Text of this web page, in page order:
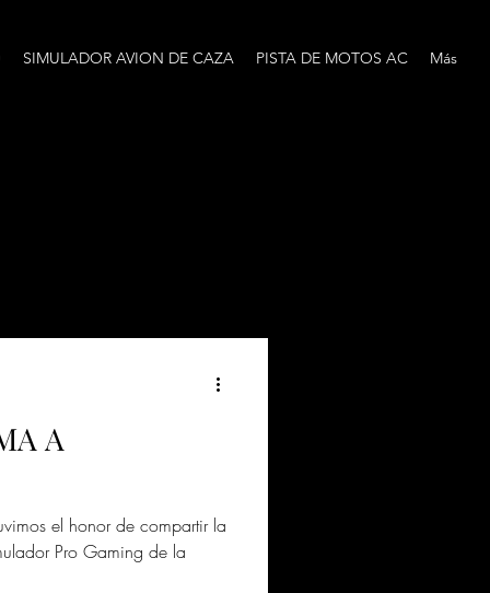
SIMULADOR AVION DE CAZA PISTA DE MOTOS AC Más
A
el honor de compartir la
Pro Gaming de la